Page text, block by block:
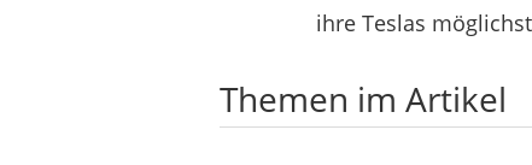
ihre Teslas
Themen im Artikel